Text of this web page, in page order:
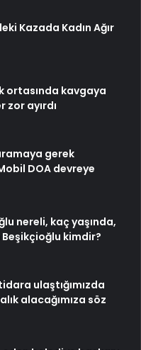
Kazada Kadın Ağır
ortasında kavgaya
zor ayırdı
gerek
DOA devreye
nereli, kaç yaşında,
Beşikçioğlu kimdir?
ulaştığımızda
alacağımıza söz